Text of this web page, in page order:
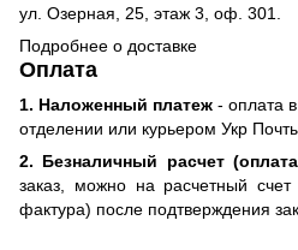
ул. Озерная, 25, этаж 3, оф. 301.
Подробнее о доставке
Оплата
1. Наложенный платеж - оплата
отделении или курьером Укр
2. Безналичный расчет
заказ, можно на расчетный
фактура) после подтверждения